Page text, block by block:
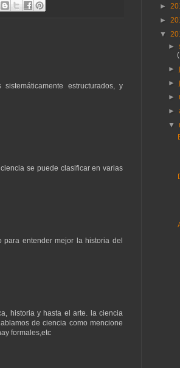
estructurados, y
se puede clasificar en varias
entender mejor la historia del
historia y hasta el arte. la ciencia
de ciencia como mencione
formales,etc
►
►
▼
►
►
►
►
►
▼